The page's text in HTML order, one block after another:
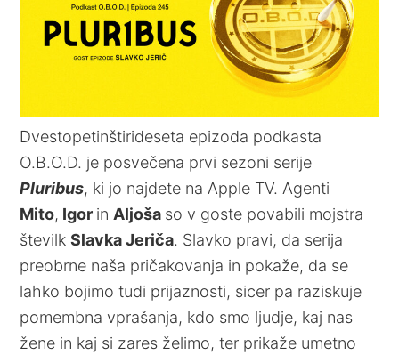
Dvestopetinštirideseta epizoda podkasta
O.B.O.D. je posvečena prvi sezoni serije
Pluribus, ki jo najdete na Apple TV. Agenti
Mito, Igor in Aljoša so v goste povabili mojstra
številkSlavka Jeriča. Slavko pravi, da serija
preobrne naša pričakovanja in pokaže, da se
lahko bojimo tudi prijaznosti, sicer pa raziskuje
pomembna vprašanja, kdo smo ljudje, kaj nas
žene in kaj si zares želimo, ter prikaže umetno